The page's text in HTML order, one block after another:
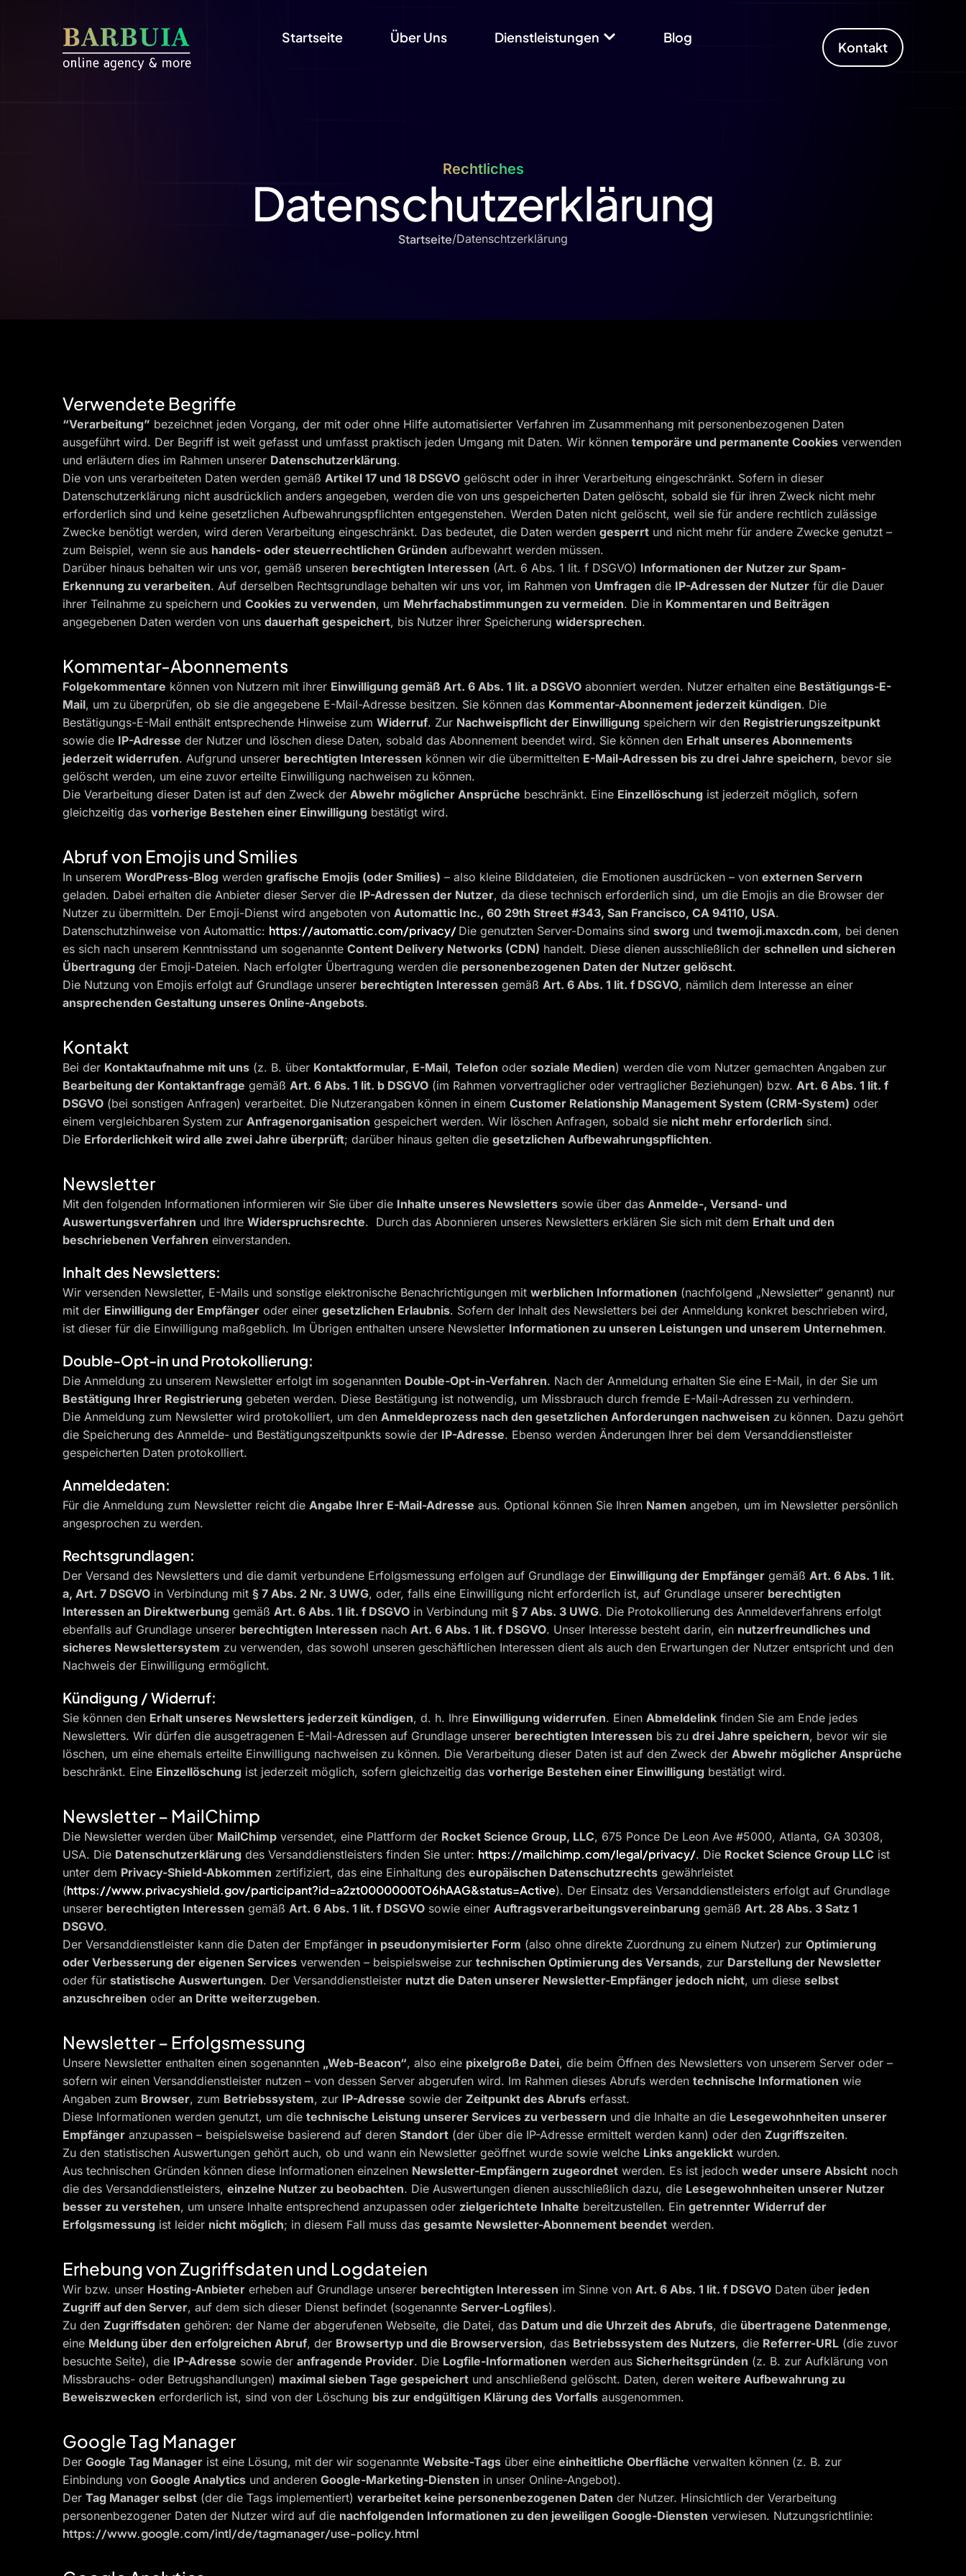
Startseite Über Uns Dienstleistungen Blog
Kontakt
Rechtliches
Datenschutzerklärung
Startseite/Datenschtzerklärung
Verwendete Begriffe
“Verarbeitung” bezeichnet jeden Vorgang, der mit oder ohne Hilfe automatisierter Verfahren im Zusammenhang mit personenbezogenen Daten
ausgeführt wird. Der Begriff ist weit gefasst und umfasst praktisch jeden Umgang mit Daten. Wir können temporäre und permanente Cookies verwenden
und erläutern dies im Rahmen unserer Datenschutzerklärung.
Die von uns verarbeiteten Daten werden gemäß Artikel 17 und 18 DSGVO gelöscht oder in ihrer Verarbeitung eingeschränkt. Sofern in dieser
Datenschutzerklärung nicht ausdrücklich anders angegeben, werden die von uns gespeicherten Daten gelöscht, sobald sie für ihren Zweck nicht mehr
erforderlich sind und keine gesetzlichen Aufbewahrungspflichten entgegenstehen. Werden Daten nicht gelöscht, weil sie für andere rechtlich zulässige
Zwecke benötigt werden, wird deren Verarbeitung eingeschränkt. Das bedeutet, die Daten werden gesperrt und nicht mehr für andere Zwecke genutzt –
zum Beispiel, wenn sie aus handels- oder steuerrechtlichen Gründen aufbewahrt werden müssen.
Darüber hinaus behalten wir uns vor, gemäß unseren berechtigten Interessen (Art. 6 Abs. 1 lit. f DSGVO) Informationen der Nutzer zur Spam-
Erkennung zu verarbeiten. Auf derselben Rechtsgrundlage behalten wir uns vor, im Rahmen von Umfragen die IP-Adressen der Nutzer für die Dauer
ihrer Teilnahme zu speichern und Cookies zu verwenden, um Mehrfachabstimmungen zu vermeiden. Die in Kommentaren und Beiträgen
angegebenen Daten werden von uns dauerhaft gespeichert, bis Nutzer ihrer Speicherung widersprechen.
Kommentar-Abonnements
Folgekommentare können von Nutzern mit ihrer Einwilligung gemäß Art. 6 Abs. 1 lit. a DSGVO abonniert werden. Nutzer erhalten eine Bestätigungs-E-
Mail, um zu überprüfen, ob sie die angegebene E-Mail-Adresse besitzen. Sie können das Kommentar-Abonnement jederzeit kündigen. Die
Bestätigungs-E-Mail enthält entsprechende Hinweise zum Widerruf. Zur Nachweispflicht der Einwilligung speichern wir den Registrierungszeitpunkt
sowie die IP-Adresse der Nutzer und löschen diese Daten, sobald das Abonnement beendet wird. Sie können den Erhalt unseres Abonnements
jederzeit widerrufen. Aufgrund unserer berechtigten Interessen können wir die übermittelten E-Mail-Adressen bis zu drei Jahre speichern, bevor sie
gelöscht werden, um eine zuvor erteilte Einwilligung nachweisen zu können.
Die Verarbeitung dieser Daten ist auf den Zweck der Abwehr möglicher Ansprüche beschränkt. Eine Einzellöschung ist jederzeit möglich, sofern
gleichzeitig das vorherige Bestehen einer Einwilligung bestätigt wird.
Abruf von Emojis und Smilies
In unserem WordPress-Blog werden grafische Emojis (oder Smilies) – also kleine Bilddateien, die Emotionen ausdrücken – von externen Servern
geladen. Dabei erhalten die Anbieter dieser Server die IP-Adressen der Nutzer, da diese technisch erforderlich sind, um die Emojis an die Browser der
Nutzer zu übermitteln. Der Emoji-Dienst wird angeboten von Automattic Inc., 60 29th Street #343, San Francisco, CA 94110, USA.
Datenschutzhinweise von Automattic: https://automattic.com/privacy/ Die genutzten Server-Domains sind sworg und twemoji.maxcdn.com, bei denen
es sich nach unserem Kenntnisstand um sogenannte Content Delivery Networks (CDN) handelt. Diese dienen ausschließlich der schnellen und sicheren
Übertragung der Emoji-Dateien. Nach erfolgter Übertragung werden die personenbezogenen Daten der Nutzer gelöscht.
Die Nutzung von Emojis erfolgt auf Grundlage unserer berechtigten Interessen gemäß Art. 6 Abs. 1 lit. f DSGVO, nämlich dem Interesse an einer
ansprechenden Gestaltung unseres Online-Angebots.
Kontakt
Bei der Kontaktaufnahme mit uns (z. B. über Kontaktformular, E-Mail, Telefon oder soziale Medien) werden die vom Nutzer gemachten Angaben zur
Bearbeitung der Kontaktanfrage gemäß Art. 6 Abs. 1 lit. b DSGVO (im Rahmen vorvertraglicher oder vertraglicher Beziehungen) bzw. Art. 6 Abs. 1 lit. f
DSGVO (bei sonstigen Anfragen) verarbeitet. Die Nutzerangaben können in einem Customer Relationship Management System (CRM-System) oder
einem vergleichbaren System zur Anfragenorganisation gespeichert werden. Wir löschen Anfragen, sobald sie nicht mehr erforderlich sind.
Die Erforderlichkeit wird alle zwei Jahre überprüft; darüber hinaus gelten die gesetzlichen Aufbewahrungspflichten.
Newsletter
Mit den folgenden Informationen informieren wir Sie über die Inhalte unseres Newsletters sowie über das Anmelde-, Versand- und
Auswertungsverfahren und Ihre Widerspruchsrechte. Durch das Abonnieren unseres Newsletters erklären Sie sich mit dem Erhalt und den
beschriebenen Verfahren einverstanden.
Inhalt des Newsletters:
Wir versenden Newsletter, E-Mails und sonstige elektronische Benachrichtigungen mit werblichen Informationen (nachfolgend „Newsletter“ genannt) nur
mit der Einwilligung der Empfänger oder einer gesetzlichen Erlaubnis. Sofern der Inhalt des Newsletters bei der Anmeldung konkret beschrieben wird,
ist dieser für die Einwilligung maßgeblich. Im Übrigen enthalten unsere Newsletter Informationen zu unseren Leistungen und unserem Unternehmen.
Double-Opt-in und Protokollierung:
Die Anmeldung zu unserem Newsletter erfolgt im sogenannten Double-Opt-in-Verfahren. Nach der Anmeldung erhalten Sie eine E-Mail, in der Sie um
Bestätigung Ihrer Registrierung gebeten werden. Diese Bestätigung ist notwendig, um Missbrauch durch fremde E-Mail-Adressen zu verhindern.
Die Anmeldung zum Newsletter wird protokolliert, um den Anmeldeprozess nach den gesetzlichen Anforderungen nachweisen zu können. Dazu gehört
die Speicherung des Anmelde- und Bestätigungszeitpunkts sowie der IP-Adresse. Ebenso werden Änderungen Ihrer bei dem Versanddienstleister
gespeicherten Daten protokolliert.
Anmeldedaten:
Für die Anmeldung zum Newsletter reicht die Angabe Ihrer E-Mail-Adresse aus. Optional können Sie Ihren Namen angeben, um im Newsletter persönlich
angesprochen zu werden.
Rechtsgrundlagen:
Der Versand des Newsletters und die damit verbundene Erfolgsmessung erfolgen auf Grundlage der Einwilligung der Empfänger gemäß Art. 6 Abs. 1 lit.
a, Art. 7 DSGVO in Verbindung mit § 7 Abs. 2 Nr. 3 UWG, oder, falls eine Einwilligung nicht erforderlich ist, auf Grundlage unserer berechtigten
Interessen an Direktwerbung gemäß Art. 6 Abs. 1 lit. f DSGVO in Verbindung mit § 7 Abs. 3 UWG. Die Protokollierung des Anmeldeverfahrens erfolgt
ebenfalls auf Grundlage unserer berechtigten Interessen nach Art. 6 Abs. 1 lit. f DSGVO. Unser Interesse besteht darin, ein nutzerfreundliches und
sicheres Newslettersystem zu verwenden, das sowohl unseren geschäftlichen Interessen dient als auch den Erwartungen der Nutzer entspricht und den
Nachweis der Einwilligung ermöglicht.
Kündigung / Widerruf:
Sie können den Erhalt unseres Newsletters jederzeit kündigen, d. h. Ihre Einwilligung widerrufen. Einen Abmeldelink finden Sie am Ende jedes
Newsletters. Wir dürfen die ausgetragenen E-Mail-Adressen auf Grundlage unserer berechtigten Interessen bis zu drei Jahre speichern, bevor wir sie
löschen, um eine ehemals erteilte Einwilligung nachweisen zu können. Die Verarbeitung dieser Daten ist auf den Zweck der Abwehr möglicher Ansprüche
beschränkt. Eine Einzellöschung ist jederzeit möglich, sofern gleichzeitig das vorherige Bestehen einer Einwilligung bestätigt wird.
Newsletter – MailChimp
Die Newsletter werden über MailChimp versendet, eine Plattform der Rocket Science Group, LLC, 675 Ponce De Leon Ave #5000, Atlanta, GA 30308,
USA. Die Datenschutzerklärung des Versanddienstleisters finden Sie unter: https://mailchimp.com/legal/privacy/. Die Rocket Science Group LLC ist
unter dem Privacy-Shield-Abkommen zertifiziert, das eine Einhaltung des europäischen Datenschutzrechts gewährleistet
(https://www.privacyshield.gov/participant?id=a2zt0000000TO6hAAG&status=Active). Der Einsatz des Versanddienstleisters erfolgt auf Grundlage
unserer berechtigten Interessen gemäß Art. 6 Abs. 1 lit. f DSGVO sowie einer Auftragsverarbeitungsvereinbarung gemäß Art. 28 Abs. 3 Satz 1
DSGVO.
Der Versanddienstleister kann die Daten der Empfänger in pseudonymisierter Form (also ohne direkte Zuordnung zu einem Nutzer) zur Optimierung
oder Verbesserung der eigenen Services verwenden – beispielsweise zur technischen Optimierung des Versands, zur Darstellung der Newsletter
oder für statistische Auswertungen. Der Versanddienstleister nutzt die Daten unserer Newsletter-Empfänger jedoch nicht, um diese selbst
anzuschreiben oder an Dritte weiterzugeben.
Newsletter – Erfolgsmessung
Unsere Newsletter enthalten einen sogenannten „Web-Beacon“, also eine pixelgroße Datei, die beim Öffnen des Newsletters von unserem Server oder –
sofern wir einen Versanddienstleister nutzen – von dessen Server abgerufen wird. Im Rahmen dieses Abrufs werden technische Informationen wie
Angaben zum Browser, zum Betriebssystem, zur IP-Adresse sowie der Zeitpunkt des Abrufs erfasst.
Diese Informationen werden genutzt, um die technische Leistung unserer Services zu verbessern und die Inhalte an die Lesegewohnheiten unserer
Empfänger anzupassen – beispielsweise basierend auf deren Standort (der über die IP-Adresse ermittelt werden kann) oder den Zugriffszeiten.
Zu den statistischen Auswertungen gehört auch, ob und wann ein Newsletter geöffnet wurde sowie welche Links angeklickt wurden.
Aus technischen Gründen können diese Informationen einzelnen Newsletter-Empfängern zugeordnet werden. Es ist jedoch weder unsere Absicht noch
die des Versanddienstleisters, einzelne Nutzer zu beobachten. Die Auswertungen dienen ausschließlich dazu, die Lesegewohnheiten unserer Nutzer
besser zu verstehen, um unsere Inhalte entsprechend anzupassen oder zielgerichtete Inhalte bereitzustellen. Ein getrennter Widerruf der
Erfolgsmessung ist leider nicht möglich; in diesem Fall muss das gesamte Newsletter-Abonnement beendet werden.
Erhebung von Zugriffsdaten und Logdateien
Wir bzw. unser Hosting-Anbieter erheben auf Grundlage unserer berechtigten Interessen im Sinne von Art. 6 Abs. 1 lit. f DSGVO Daten über jeden
Zugriff auf den Server, auf dem sich dieser Dienst befindet (sogenannte Server-Logfiles).
Zu den Zugriffsdaten gehören: der Name der abgerufenen Webseite, die Datei, das Datum und die Uhrzeit des Abrufs, die übertragene Datenmenge,
eine Meldung über den erfolgreichen Abruf, der Browsertyp und die Browserversion, das Betriebssystem des Nutzers, die Referrer-URL (die zuvor
besuchte Seite), die IP-Adresse sowie der anfragende Provider. Die Logfile-Informationen werden aus Sicherheitsgründen (z. B. zur Aufklärung von
Missbrauchs- oder Betrugshandlungen) maximal sieben Tage gespeichert und anschließend gelöscht. Daten, deren weitere Aufbewahrung zu
Beweiszwecken erforderlich ist, sind von der Löschung bis zur endgültigen Klärung des Vorfalls ausgenommen.
Google Tag Manager
Der Google Tag Manager ist eine Lösung, mit der wir sogenannte Website-Tags über eine einheitliche Oberfläche verwalten können (z. B. zur
Einbindung von Google Analytics und anderen Google-Marketing-Diensten in unser Online-Angebot).
Der Tag Manager selbst (der die Tags implementiert) verarbeitet keine personenbezogenen Daten der Nutzer. Hinsichtlich der Verarbeitung
personenbezogener Daten der Nutzer wird auf die nachfolgenden Informationen zu den jeweiligen Google-Diensten verwiesen. Nutzungsrichtlinie:
https://www.google.com/intl/de/tagmanager/use-policy.html